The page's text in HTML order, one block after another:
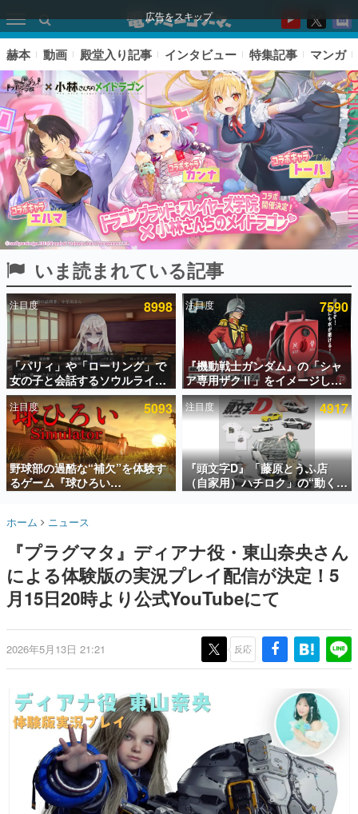
広告をスキップ
ピックアップ
電ファミのいま読まれている記事ランキング
アプリセール情報
インタビュー
連載・特集一覧
殿堂入り記事
SNS拡散数が数千以上！ ページビュー数万以上！ などな
ど。多くの人々に読まれた、電ファミ渾身の“殿堂入り”記
事をまとめました。
名作ゲームクリエイターの方々に製作時のエピソードをお
きます。
赫本
この物語を解いてはいけない。『赫本』は、〈試験問題〉
の形をした短編ホラー小説集です。
これからのデジタルゲーム市場を担う若きクリエイター達
の姿を追い、彼らのルーツと情熱を探っていきます。
ゲーム世代の作家たち
ゲームに多大な影響を受けた作家さんに取材し、ゲームが
日本のコンテンツ産業やカルチャーに与えた影響を探る企
画です。
日本モバイルゲーム産業史
日本のモバイルゲーム史における主要なトピック・タイト
ルを網羅するほか、開発者へのインタビューや識者による
解説を掲載。約20年の歴史が一望できる決定版！
赫本 動画 殿堂入り記事 インタビュー 特集記事 マンガ
いま読まれている記事
注目度 8998
「パリィ」や「ローリング」で
女の子と会話するソウルライク
恋愛ゲーム『小早川さんはソウ
ルライク』無料公開。返事に失
敗すると「YOU DIED」
注目度 7590
『機動戦士ガンダム』の「シャ
ア専用ザクⅡ」をイメージした
散水ホースリールが予約開始。
本体にはシャアのパーソナルマ
ークやジオン公国軍のエンブレ
ム、型式番号などを配置
注目度 5093
野球部の過酷な“補欠”を体験す
るゲーム『球ひろい
Simulator』が「1件」のウィッ
対応しSNSで話題に。『キング
ダム・カム』開発元やチェコの
プロ野球選手から称賛の声
注目度 4917
『頭文字D』「藤原とうふ店
（自家用）ハチロク」の“動くテ
ィッシュケース”が買えるポップ
ら8月20日までの期間限定で開
催予定
ホーム ニュース
『プラグマタ』ディアナ役・東山奈央さん
による体験版の実況プレイ配信が決定！5
月15日20時より公式YouTubeにて
2026年5月13日 21:21 反応